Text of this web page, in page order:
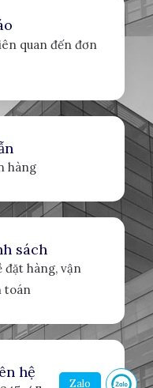
quan đến đơn
hàng
sách
đặt hàng, vận
toán
hệ
Zalo